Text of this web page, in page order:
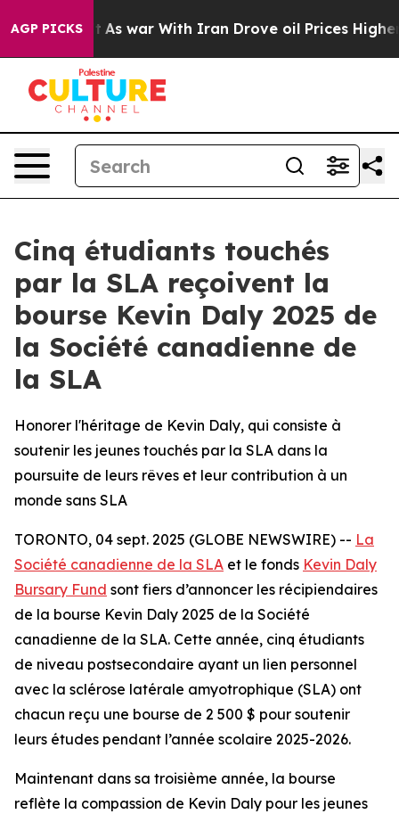
AGP PICKS
As war With Iran Drove oil Prices Higher, Trump
Cinq étudiants touchés
par la SLA reçoivent la
bourse Kevin Daly 2025 de
la Société canadienne de
la SLA
Honorer l'héritage de Kevin Daly, qui consiste à
soutenir les jeunes touchés par la SLA dans la
poursuite de leurs rêves et leur contribution à un
monde sans SLA
TORONTO, 04 sept. 2025 (GLOBE NEWSWIRE) -- La
Société canadienne de la SLA et le fonds Kevin Daly
Bursary Fund sont fiers d’annoncer les récipiendaires
de la bourse Kevin Daly 2025 de la Société
canadienne de la SLA. Cette année, cinq étudiants
de niveau postsecondaire ayant un lien personnel
avec la sclérose latérale amyotrophique (SLA) ont
chacun reçu une bourse de 2 500 $ pour soutenir
leurs études pendant l’année scolaire 2025-2026.
Maintenant dans sa troisième année, la bourse
reflète la compassion de Kevin Daly pour les jeunes